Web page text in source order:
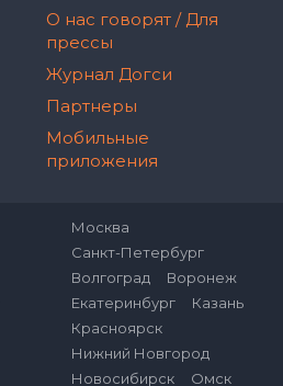
О нас говорят / Для
прессы
Журнал Догси
Партнеры
Мобильные
приложения
Москва
Санкт-Петербург
Волгоград
Воронеж
Екатеринбург
Казань
Красноярск
Нижний Новгород
Новосибирск
Омск